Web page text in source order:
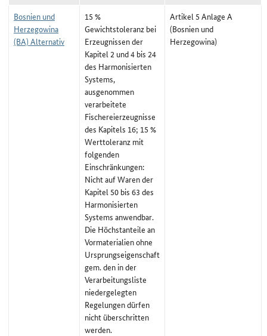
Bosnien und
Herzegowina
(BA) Alternativ
15 %
Gewichtstoleranz bei
Erzeugnissen der
Kapitel 2 und 4 bis 24
des Harmonisierten
Systems,
ausgenommen
verarbeitete
Fischereierzeugnisse
des Kapitels 16; 15 %
Werttoleranz mit
folgenden
Einschränkungen:
Nicht auf Waren der
Kapitel 50 bis 63 des
Harmonisierten
Systems anwendbar.
Die Höchstanteile an
Vormaterialien ohne
Ursprungseigenschaft
gem. den in der
Verarbeitungsliste
niedergelegten
Regelungen dürfen
nicht überschritten
werden.
Artikel 5 Anlage A
(Bosnien und
Herzegowina)